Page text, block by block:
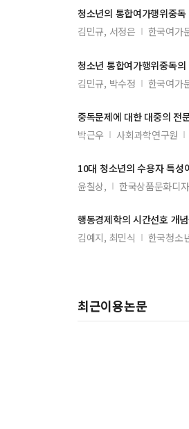
청소년의 통합여가행위중독
김민규, 서정은 한국여가
청소년 통합여가행위중독의
김민규, 박수정 한국여가
중독문제에 대한 대중의 전
박근우 사회과학연구원
10대 청소년의 수용자 특성
윤칠상, 한국상품문화디
행동경제학의 시간선호 개
김예지, 최민식 한국청소
최근이용논문